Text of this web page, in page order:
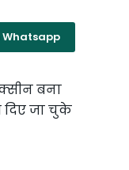
Whatsapp
बना
दिए जा चुके